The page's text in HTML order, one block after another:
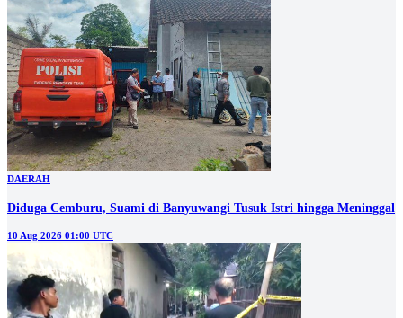
DAERAH
Diduga Cemburu, Suami di Banyuwangi Tusuk Istri hingga Meninggal
10 Aug 2026 01:00 UTC